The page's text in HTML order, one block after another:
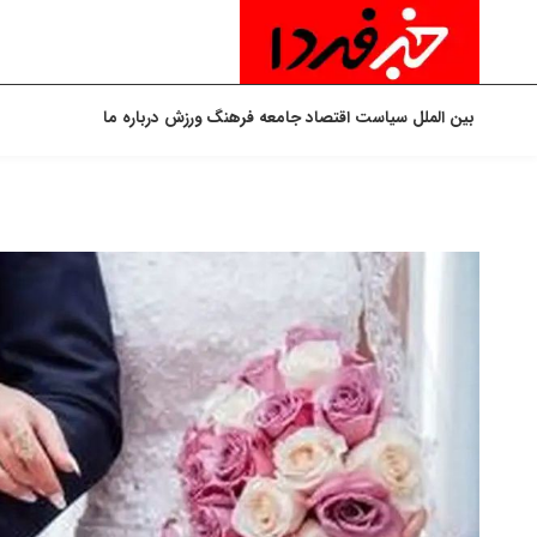
بین الملل سیاست اقتصادجامعه فرهنگورزش درباره ما